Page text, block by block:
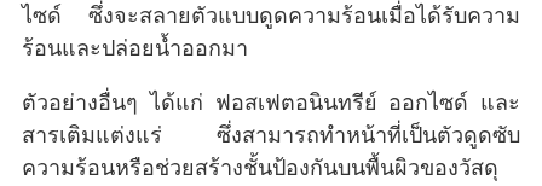
ไซด์ ซึ่งจะสลายตัวแบบดูดความร้อนเมื่อได้รับความ
ร้อนและปล่อยน้ำออกมา
ตัวอย่างอื่นๆ ได้แก่ ฟอสเฟตอนินทรีย์ ออกไซด์ และ
สารเติมแต่งแร่ ซึ่งสามารถทำหน้าที่เป็นตัวดูดซับ
ความร้อนหรือช่วยสร้างชั้นป้องกันบนพื้นผิวของวัสดุ